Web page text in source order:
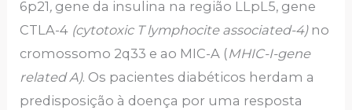
6p21, gene da insulina na região LLpL5, gene
CTLA-4 (cytotoxic T lymphocite associated-4) no
cromossomo 2q33 e ao MIC-A (MHIC-I-gene
related A). Os pacientes diabéticos herdam a
predisposição à doença por uma resposta